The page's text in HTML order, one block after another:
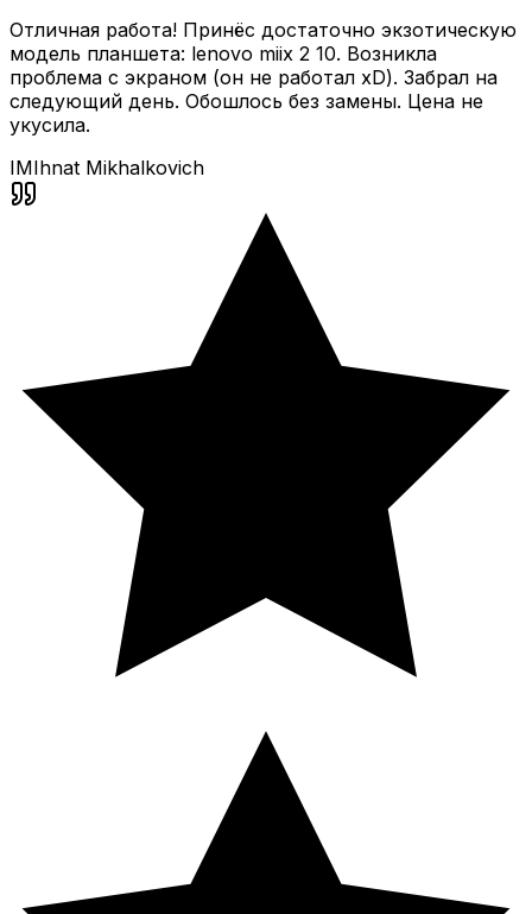
Отличная работа! Принёс достаточно экзотическую
модель планшета: lenovo miix 2 10. Возникла
проблема с экраном (он не работал xD). Забрал на
следующий день. Обошлось без замены. Цена не
укусила.
IMIhnat Mikhalkovich